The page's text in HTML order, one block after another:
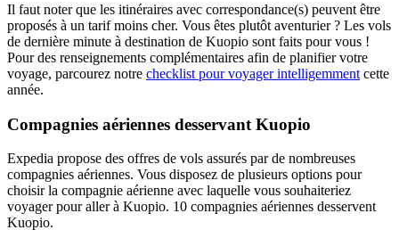
Il faut noter que les itinéraires avec correspondance(s) peuvent être
proposés à un tarif moins cher. Vous êtes plutôt aventurier ? Les vols
de dernière minute à destination de Kuopio sont faits pour vous !
Pour des renseignements complémentaires afin de planifier votre
voyage, parcourez notre checklist pour voyager intelligemment cette
année.
Compagnies aériennes desservant Kuopio
Expedia propose des offres de vols assurés par de nombreuses
compagnies aériennes. Vous disposez de plusieurs options pour
choisir la compagnie aérienne avec laquelle vous souhaiteriez
voyager pour aller à Kuopio. 10 compagnies aériennes desservent
Kuopio.